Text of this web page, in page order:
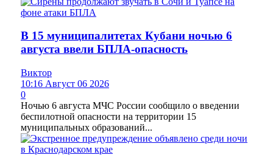
В 15 муниципалитетах Кубани ночью 6
августа ввели БПЛА-опасность
Виктор
10:16 Август 06 2026
0
Ночью 6 августа МЧС России сообщило о введении
беспилотной опасности на территории 15
муниципальных образований...